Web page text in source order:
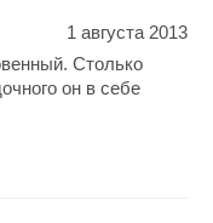
1 августа 2013
Столько
он в себе